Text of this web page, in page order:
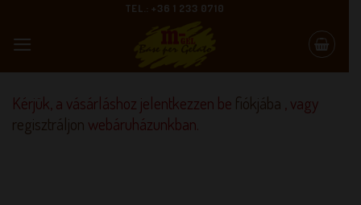
content
TEL.: +36 1 233 0710
Kérjük, a vásárláshoz jelentkezzen be fiókjába , vagy
regisztráljon webáruházunkban.